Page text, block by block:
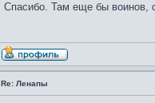
Спасибо. Там еще бы воинов,
Re: Ленапы